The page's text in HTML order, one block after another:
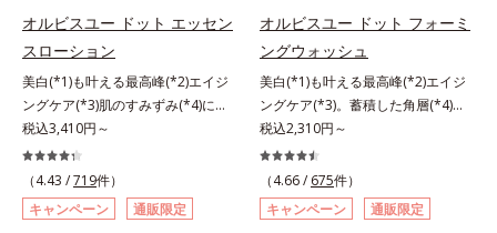
メマツヨイグサ抽出液、スイカズラ
エキス配合＝角層のすみずみまで水
分・油分を保ち、ハリ・ツヤを与え
る保湿成分*10 気持ちのことアレ
ルギーテスト済＝全ての方にアレル
ギーが起こらないということではあ
りません。
による*6 キメの乱れによる＜使用
量目安＞適量＜使用ステップ＞オル
ビス ザ クレンジング オイル ⇒
洗顔料 ⇒ 化粧水 ⇒ 保湿液
※W洗顔が必要です＜使用方法＞1.
適量（2プッシュ程度）をとり、手
のひら全体にさっと広げます。2.肌
の上で軽くらせんを描くように、メ
イクとよくなじませます。※落ちに
トイルトリペプチド－5配合＝保湿
成分*3 ラウロイルグルタミン酸ジ
（フィトステリル/オクチルドデシ
ル）配合＝保湿成分*4 角層まで
シリーズは美容成分(*7)として
「G.D.F.アクティベーター(*8)」を
配合。そして、従来から配合してい
る美白(*1)有効成分「トラネキサム
酸」を配合しました。さらに、シリ
ーズ共通の美容成分「GLルートブ
ースター(*9)」を配合することで、
肌のふっくら感や透明感を叶えま
す。美白ケアしながら多角的なエイ
ジングケアが叶うシリーズに。3ス
オルビスユー ドット エッセン
スローション
美白(*1)も叶える最高峰(*2)エイジ
ングケア(*3)肌のすみずみ(*4)にし
みわたるうるおい充満ローション。
ハリも透明感(*5)も結果主義。年齢
サイン(*6)の因子に着目した肌科学
エイジングケア(*3)シリーズ。オル
ビスユー ドットシリーズは、年齢
税込3,410円～
（4.43 /719件）
キャンペーン
通販限定
オルビスユー ドット フォーミ
ングウォッシュ
美白(*1)も叶える最高峰(*2)エイジ
ングケア(*3)。蓄積した角層(*4)を
絡めとりくすみ(*5)を晴らす高密着
マイルドピーリング(*6)洗顔料。ハ
リも透明感(*7)も結果主義。年齢サ
イン(*8)の因子に着目した肌科学エ
イジングケア(*3)シリーズ。オルビ
税込2,310円～
（4.66 / 675件）
キャンペーン
通販限定